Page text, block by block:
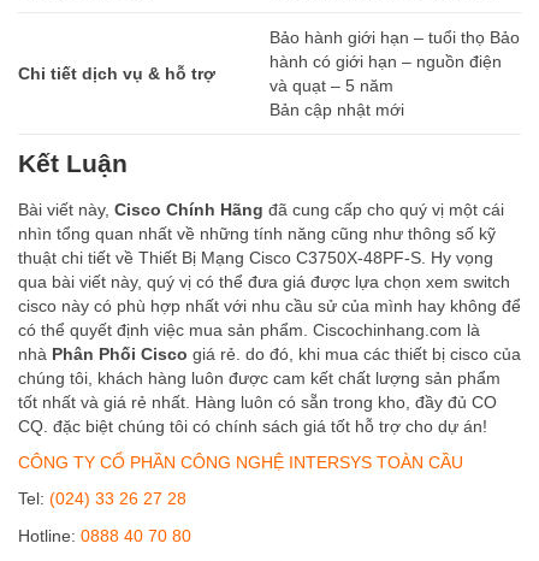
Chi tiết dịch vụ & hỗ trợ
Bảo hành giới hạn – tuổi thọ Bảo
hành có giới hạn – nguồn điện
và quạt – 5 năm
Bản cập nhật mới
Kết Luận
Bài viết này, Cisco Chính Hãng đã cung cấp cho quý vị một cái
nhìn tổng quan nhất về những tính năng cũng như thông số kỹ
thuật chi tiết về Thiết Bị Mạng Cisco C3750X-48PF-S. Hy vọng
qua bài viết này, quý vị có thể đưa giá được lựa chọn xem switch
cisco này có phù hợp nhất với nhu cầu sử của mình hay không để
có thể quyết định việc mua sản phẩm. Ciscochinhang.com là
nhà Phân Phối Cisco giá rẻ. do đó, khi mua các thiết bị cisco của
chúng tôi, khách hàng luôn được cam kết chất lượng sản phẩm
tốt nhất và giá rẻ nhất. Hàng luôn có sẵn trong kho, đầy đủ CO
CQ. đặc biệt chúng tôi có chính sách giá tốt hỗ trợ cho dự án!
CÔNG TY CỔ PHẦN CÔNG NGHỆ INTERSYS TOÀN CẦU
Tel: (024) 33 26 27 28
Hotline: 0888 40 70 80